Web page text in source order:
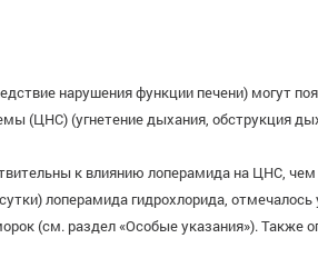
нарушения функции печени) могут
(ЦНС) (угнетение дыхания, обструкция
к влиянию лоперамида на ЦНС,
лоперамида гидрохлорида,
(см. раздел «Особые указания»). Также